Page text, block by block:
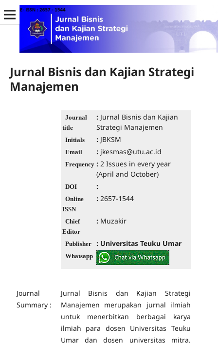
Jurnal Bisnis dan Kajian Strategi
Manajemen
Journal
title
: Jurnal Bisnis dan Kajian
Strategi Manajemen
Initials : JBKSM
Email : jkesmas@utu.ac.id
Frequency : 2 Issues in every year
(April and October)
DOI :
Online
ISSN
: 2657-1544
Chief
Editor
: Muzakir
Publisher : Universitas Teuku Umar
Whatsapp
Journal
Summary :
Jurnal Bisnis dan Kajian Strategi
Manajemen merupakan jurnal ilmiah
untuk menerbitkan berbagai karya
ilmiah para dosen Universitas Teuku
Umar dan dosen universitas mitra.